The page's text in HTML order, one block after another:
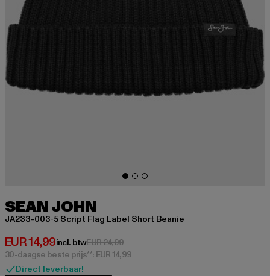
SEAN JOHN
JA233-003-5 Script Flag Label Short Beanie
EUR 14,99
Huidige prijs: EUR 14,99
incl. btwEUR 24,99Actieprijs: EUR 24,99
30-daagse beste prijs**: EUR 14,99
Direct leverbaar!